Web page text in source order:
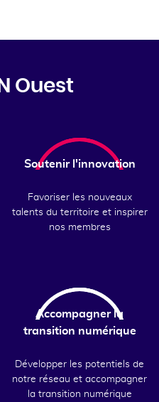
Ouest
Soutenir l'innovation
Favoriser les nouveaux
talents du territoire et inspirer
nos membres
Accompagner la
transition numérique
Développer les potentiels de
notre réseau et accompagner
la transition numérique